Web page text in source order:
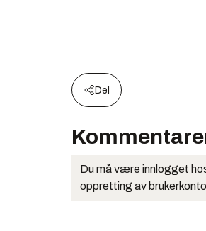
Del
Du må være innlogget
oppretting av